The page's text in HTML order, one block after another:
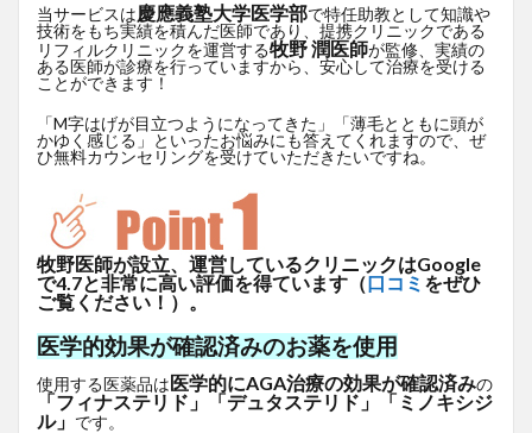
当サービスは慶應義塾大学医学部で特任助教として知識や
技術をもち実績を積んだ医師であり、提携クリニックである
リフィルクリニックを運営する牧野 潤医師が監修、実績の
ある医師が診療を行っていますから、安心して治療を受ける
ことができます！
「M字はげが目立つようになってきた」「薄毛とともに頭が
かゆく感じる」といったお悩みにも答えてくれますので、ぜ
ひ無料カウンセリングを受けていただきたいですね。
牧野医師が設立、運営しているクリニックはGoogle
で4.7と非常に高い評価を得ています（口コミ をぜひ
ご覧ください！）。
医学的効果が確認済みのお薬を使用
使用する医薬品は医学的にAGA治療の効果が確認済みの
「フィナステリド」「デュタステリド」「ミノキシジ
ル」 です。